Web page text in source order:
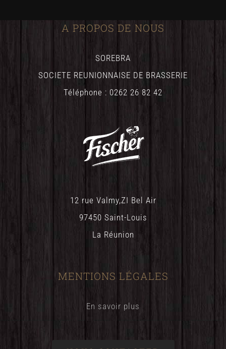
A PROPOS DE NOUS
SOREBRA
SOCIETE REUNIONNAISE DE BRASSERIE
Téléphone : 0262 26 82 42
12 rue Valmy,ZI Bel Air
97450 Saint-Louis
La Réunion
MENTIONS LÉGALES
En savoir plus